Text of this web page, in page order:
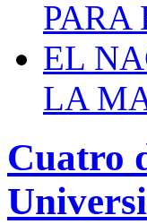
PARA
EL
LA
Cuatro